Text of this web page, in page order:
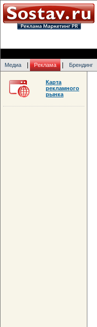
Медиа Реклама Брендинг
Карта
рекламного
рынка